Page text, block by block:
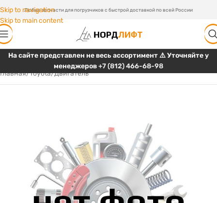
Skip to navigation
Skip to main content
Любые запчасти для погрузчиков с быстрой доставкой по всей России
На сайте представлен не весь ассортимент ⚠️ Уточняйте у
менеджеров+7 (812) 466-68-98
Главная/Toyota/Двигатель